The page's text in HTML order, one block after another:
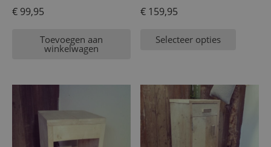
€ 99,95
Toevoegen aan
winkelwagen
€ 159,95
Selecteer opties